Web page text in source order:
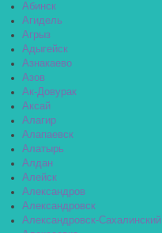
Абинск
Агидель
Агрыз
Адыгейск
Азнакаево
Азов
Ак-Довурак
Аксай
Алагир
Алапаевск
Алатырь
Алдан
Алейск
Александров
Александровск
Александровск-Сахалинский